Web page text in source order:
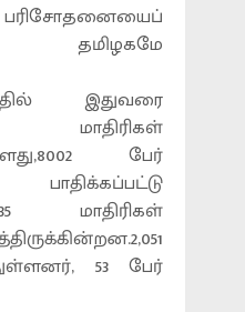
தமிழகமே
இதுவரை
பேர்
மாதிரிகள்
53 பேர்